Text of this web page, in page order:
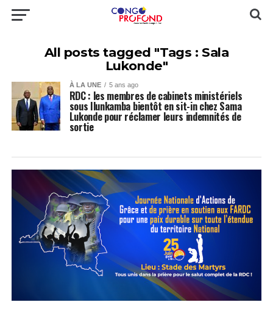
All posts tagged "Tags : Sala
Lukonde"
À LA UNE 5 ans ago
RDC : les membres de cabinets ministériels
sous Ilunkamba bientôt en sit-in chez Sama
Lukonde pour réclamer leurs indemnités de
sortie